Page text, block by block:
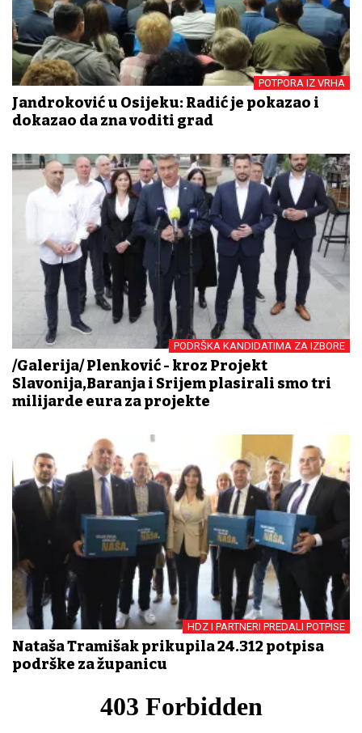
POTPORA IZ VRHA
Jandroković u Osijeku: Radić je pokazao i
dokazao da zna voditi grad
PODRŠKA KANDIDATIMA ZA IZBORE
/Galerija/ Plenković - kroz Projekt
Slavonija,Baranja i Srijem plasirali smo tri
milijarde eura za projekte
HDZ I PARTNERI PREDALI POTPISE
Nataša Tramišak prikupila 24.312 potpisa
podrške za županicu